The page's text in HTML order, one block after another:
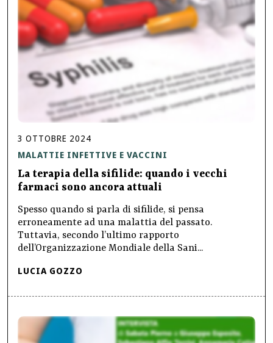
3 OTTOBRE 2024
MALATTIE INFETTIVE E VACCINI
La terapia della sifilide: quando i vecchi
farmaci sono ancora attuali
Spesso quando si parla di sifilide, si pensa
erroneamente ad una malattia del passato.
Tuttavia, secondo l’ultimo rapporto
dell’Organizzazione Mondiale della Sani...
LUCIA GOZZO